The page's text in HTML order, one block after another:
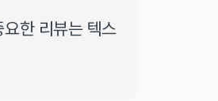
한 리뷰는 텍스